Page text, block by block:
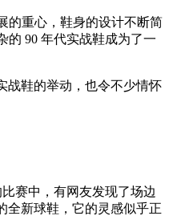
重心，鞋身的设计不断简
的 90 年代实战鞋成为了一
鞋的举动，也令不少情怀
赛中，有网友发现了场边
全新球鞋，它的灵感似乎正